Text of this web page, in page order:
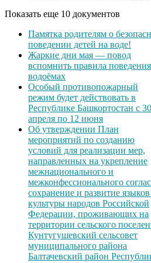
Показать еще 10 документов
Памятка родителям о
поведении детей на воде!
Жаркие дни мая — повод
вспомнить правила
водоёмах
Особый противопожарный
режим будет действовать в
Республике Башкортостан с 30
апреля по 12 июня
Об утверждении План
мероприятий по созданию
условий для реализации мер,
направленных на укрепление
межнационального и
межконфессионального
сохранение и развитие
культуры народов Российской
Федерации, проживающих на
территории сельского
Кунтугушевский сельсовет
муниципального района
Балтачевский район